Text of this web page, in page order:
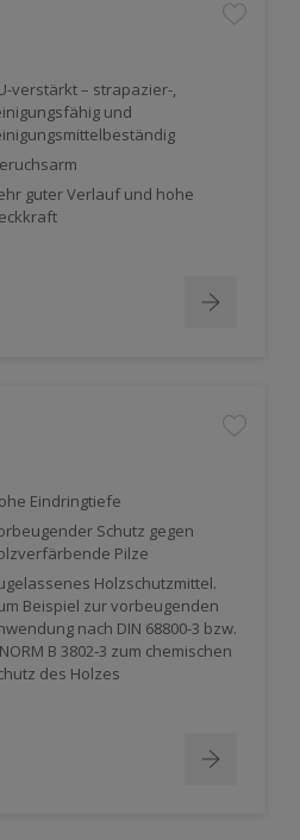
verstärkt – strapazier-,
und
guter Verlauf und hohe
Eindringtiefe
Schutz gegen
Pilze
Holzschutzmittel.
Beispiel zur vorbeugenden
nach DIN 68800-3 bzw.
B 3802-3 zum chemischen
des Holzes